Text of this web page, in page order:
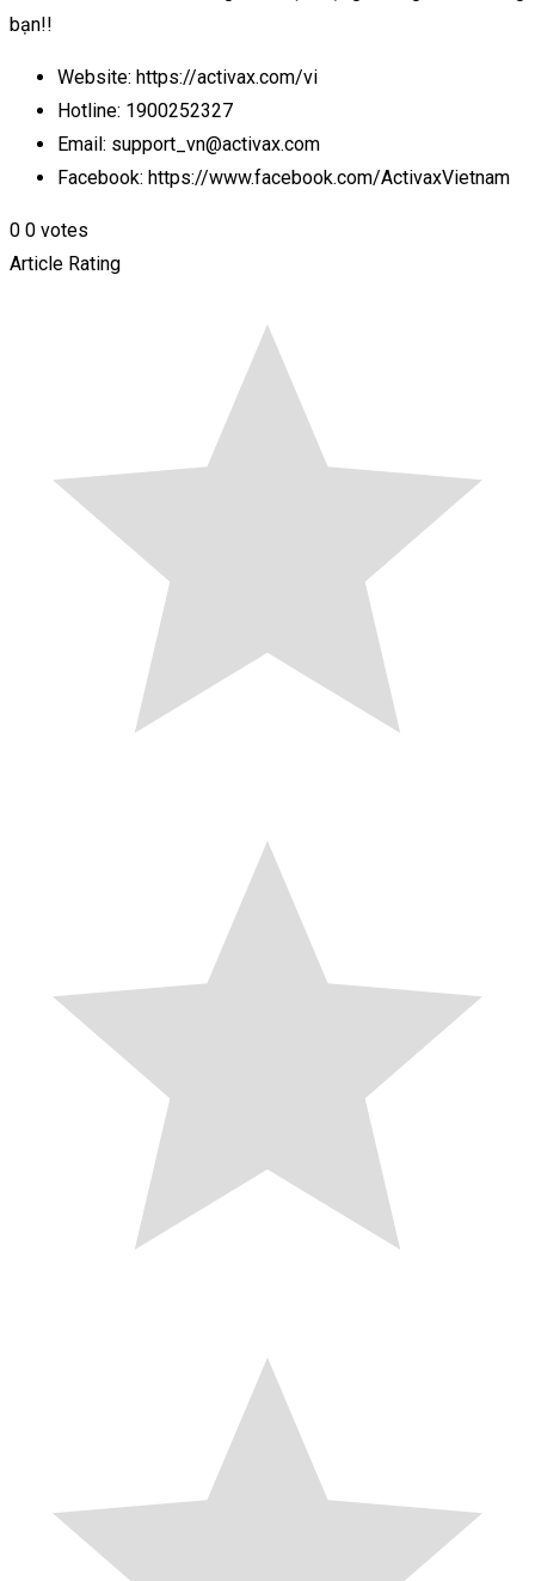
bạn!!
Website: https://activax.com/vi
Hotline: 1900252327
Email: support_vn@activax.com
Facebook: https://www.facebook.com/ActivaxVietnam
0 0 votes
Article Rating